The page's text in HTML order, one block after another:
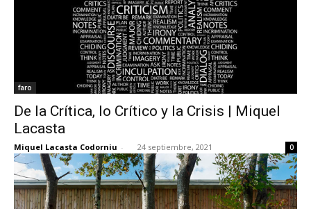
faro
De la Crítica, lo Crítico y la Crisis | Miquel
Lacasta
Miquel Lacasta Codorniu - 24 septiembre, 2021 0